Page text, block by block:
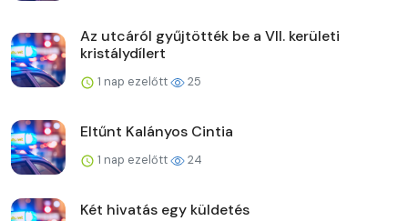
Az utcáról gyűjtötték be a VII. kerületi
kristálydílert
1 nap ezelőtt 25
Eltűnt Kalányos Cintia
1 nap ezelőtt 24
Két hivatás egy küldetés